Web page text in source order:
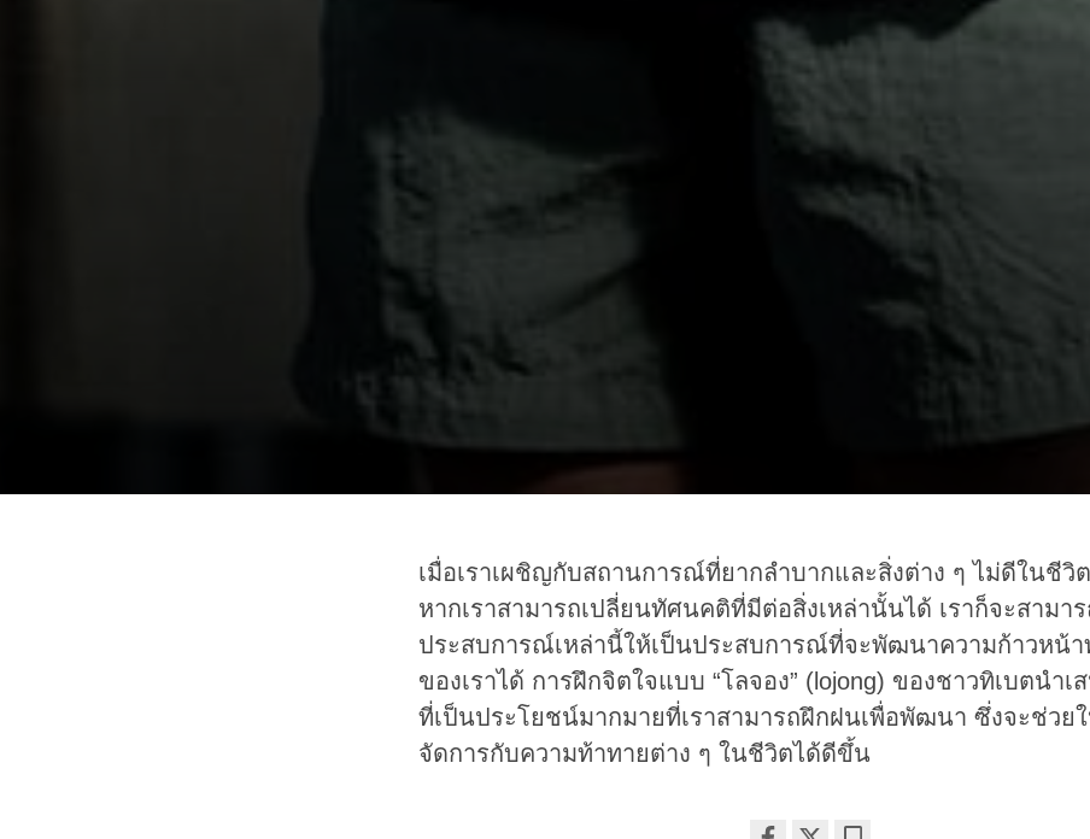
เมื่อเราเผชิญกับสถานการณ์ที่ยากลำบากและสิ่งต่าง ๆ ไม่ดีในชีวิต
หากเราสามารถเปลี่ยนทัศนคติที่มีต่อสิ่งเหล่านั้นได้ เราก็จะสามา
ประสบการณ์เหล่านี้ให้เป็นประสบการณ์ที่จะพัฒนาความก้าวหน้า
ของเราได้ การฝึกจิตใจแบบ “โลจอง” (lojong) ของชาวทิเบตนำ
ที่เป็นประโยชน์มากมายที่เราสามารถฝึกฝนเพื่อพัฒนา ซึ่งจะช่วยใ
จัดการกับความท้าทายต่าง ๆ ในชีวิตได้ดีขึ้น